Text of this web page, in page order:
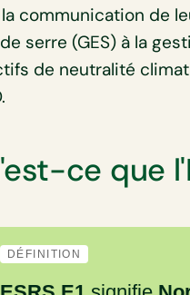
communication de
serre (GES) à la
de neutralité
ce que
DÉFINITION